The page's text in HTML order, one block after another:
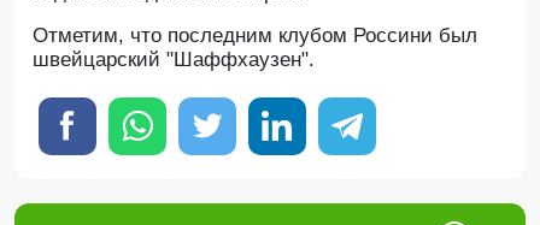
Отметим, что последним клубом Россини был
швейцарский "Шаффхаузен".